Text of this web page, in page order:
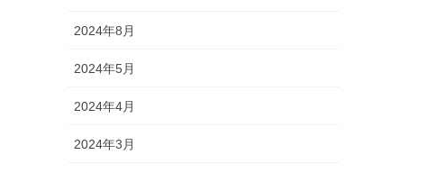
2024年8月
2024年5月
2024年4月
2024年3月